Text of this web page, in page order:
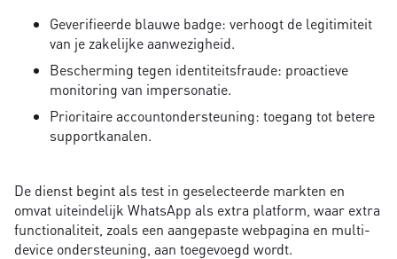
Geverifieerde blauwe badge: verhoogt de legitimiteit
van je zakelijke aanwezigheid.
Bescherming tegen identiteitsfraude: proactieve
monitoring van impersonatie.
Prioritaire accountondersteuning: toegang tot betere
supportkanalen.
De dienst begint als test in geselecteerde markten en
omvat uiteindelijk WhatsApp als extra platform, waar extra
functionaliteit, zoals een aangepaste webpagina en multi-
device ondersteuning, aan toegevoegd wordt.